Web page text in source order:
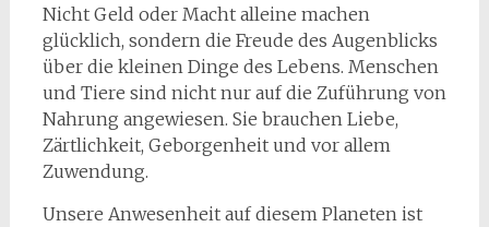
Nicht Geld oder Macht alleine machen
glücklich, sondern die Freude des Augenblicks
über die kleinen Dinge des Lebens. Menschen
und Tiere sind nicht nur auf die Zuführung von
Nahrung angewiesen. Sie brauchen Liebe,
Zärtlichkeit, Geborgenheit und vor allem
Zuwendung.
Unsere Anwesenheit auf diesem Planeten ist